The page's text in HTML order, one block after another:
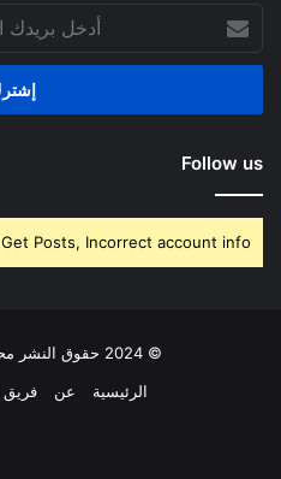
بريدك
الإلكتروني
Follow us
Posts, Incorrect account info.
© 2024 حقوق النشر محفوظة لـهواها بيطري
الرئيسية
عن فريق